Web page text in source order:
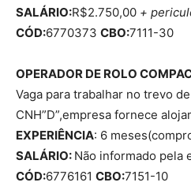
SALÁRIO:R$2.750,00 +
CÓD:6770373 CBO:7111-30
OPERADOR DE ROLO
Vaga para trabalhar no trevo de
CNH”D”,empresa fornece
EXPERIÊNCIA: 6
SALÁRIO: Não informado pela
CÓD:6776161 CBO:7151-10